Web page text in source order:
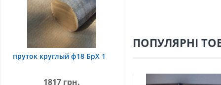
ПОПУЛЯРНІ
пруток круглый ф18 БрХ 1
1817 грн.